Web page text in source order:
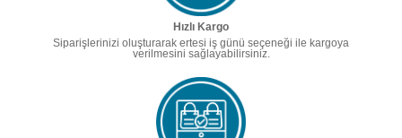
Hızlı Kargo
Siparişlerinizi oluşturarak ertesi iş günü seçeneği ile kargoya
verilmesini sağlayabilirsiniz.